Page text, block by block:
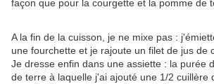
façon que pour la courgette et la pomme de
A la fin de la cuisson, je ne mixe pas :
une fourchette et je rajoute un filet de jus de
Je dresse enfin dans une assiette : la purée
de terre à laquelle j'ai ajouté une 1/2 cuillère